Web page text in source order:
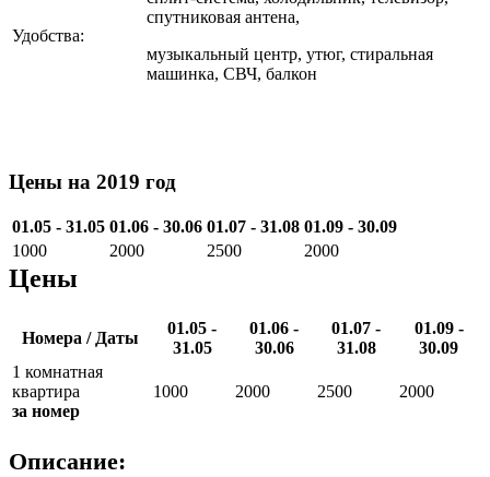
Удобства:
спутниковая антена,
музыкальный центр, утюг, стиральная
машинка, СВЧ, балкон
Цены на 2019 год
01.05 - 31.05 01.06 - 30.06 01.07 - 31.08 01.09 - 30.09
1000
2000 2500 2000
Цены
Номера / Даты
01.05 -
31.05
01.06 -
30.06
01.07 -
31.08
01.09 -
30.09
1 комнатная
квартира
за номер
1000 2000 2500 2000
Описание: